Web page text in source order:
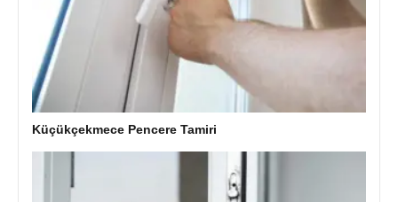
Küçükçekmece Pencere Tamiri